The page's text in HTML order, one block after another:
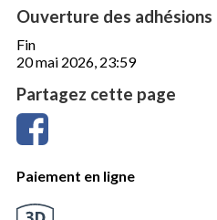
Ouverture des adhésions
Fin
20 mai 2026, 23:59
Partagez cette page
Paiement en ligne